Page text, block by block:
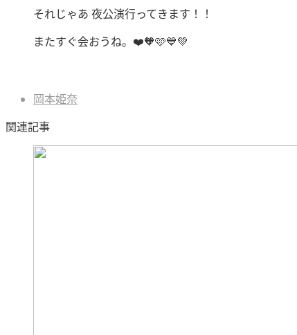
それじゃあ 夜公演行ってきます！！
またすぐ会おうね。❤️‪🧡‬‪🩷️💙💚
岡本姫奈
関連記事